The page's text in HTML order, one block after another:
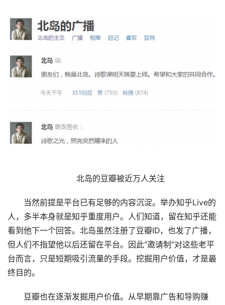
北岛的豆瓣被近万人关注
当然前提是平台已有足够的内容沉淀。举办知乎Live的
人，多半本身就是知乎重度用户。人们知道，留在知乎还能
看到他下一个回答。北岛虽然注册了豆瓣ID，也发了广播，
但人们不指望他以后还留在平台。因此“邀请制”对这些老平
台而言，只是短期吸引流量的手段。挖掘用户价值，才是最
终目的。
豆瓣也在逐渐发掘用户价值。从早期靠广告和导购赚